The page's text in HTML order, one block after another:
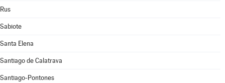
Rus
Sabiote
Santa Elena
Santiago de Calatrava
Santiago-Pontones